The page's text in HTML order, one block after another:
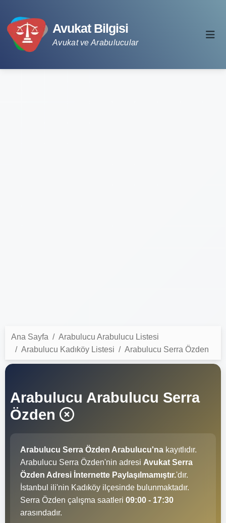
Avukat Bilgisi
Avukat ve Arabulucular
Ana Sayfa
Arabulucu Arabulucu Listesi
Arabulucu Kadıköy Listesi
Arabulucu Serra Özden
Arabulucu Arabulucu Serra
Özden
Arabulucu Serra Özden Arabulucu'na kayıtlıdır.
Arabulucu Serra Özden'nin adresi Avukat Serra
Özden Adresi İnternette Paylaşılmamıştır.'dır.
İstanbul ili'nin Kadıköy ilçesinde bulunmaktadır.
Serra Özden çalışma saatleri 09:00 - 17:30
arasındadır.